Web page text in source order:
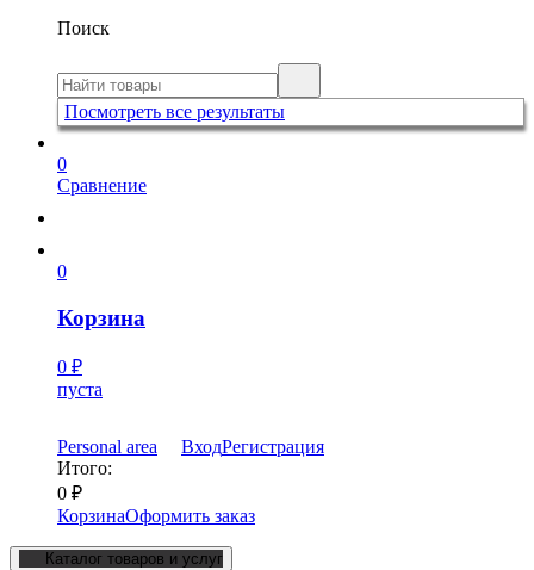
Поиск
Посмотреть все результаты
0
Сравнение
0
Корзина
0 ₽
пуста
Personal area ВходРегистрация
Итого:
0 ₽
КорзинаОформить заказ
Каталог товаров и услуг